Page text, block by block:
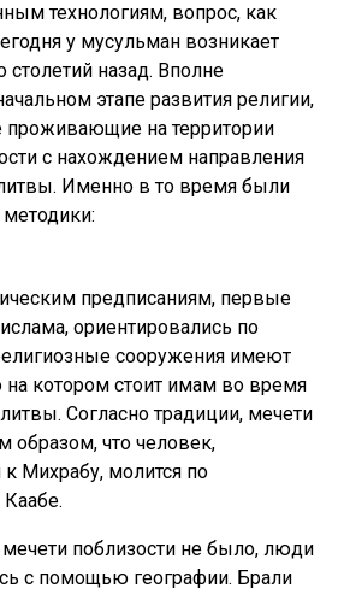
технологиям, вопрос, как
у мусульман возникает
назад. Вполне
этапе развития религии,
на территории
с нахождением направления
Именно в то время были
предписаниям, первые
ориентировались по
сооружения имеют
на котором стоит имам во время
Согласно традиции, мечети
образом, что человек,
Михрабу, молится по
мечети поблизости не было, люди
с помощью географии. Брали